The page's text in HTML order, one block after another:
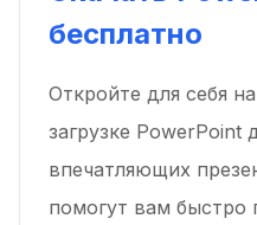
бесплатно
Откройте для себя
загрузке PowerPoint
впечатляющих
помогут вам быстро